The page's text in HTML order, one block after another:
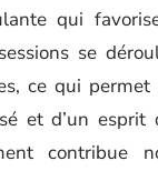
qui
se
ce qui permet
et d’un esprit
contribue